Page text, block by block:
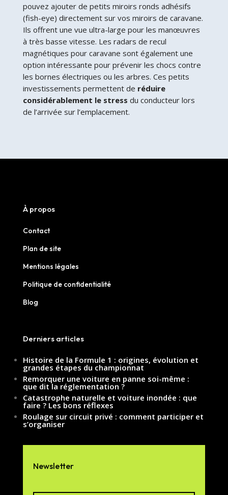
pouvez ajouter de petits miroirs ronds adhésifs
(fish-eye) directement sur vos miroirs de caravane.
Ils offrent une vue ultra-large pour les manœuvres
à très basse vitesse. Les radars de recul
magnétiques pour caravane sont également une
option intéressante pour prévenir les chocs contre
les bornes électriques ou les arbres. Ces petits
investissements permettent de réduire
considérablement le stress du conducteur lors
de l’arrivée sur l’emplacement.
À propos
Contact
Plan de site
Mentions légales
Politique de confidentialité
Blog
Derniers articles
Histoire de la Formule 1 : origines, évolution et
grandes étapes du championnat
Remorquer une voiture en panne soi-même :
que dit la réglementation ?
Catastrophe naturelle et voiture inondée : que
faire ? Les bons réflexes
Roulage sur circuit privé : comment participer et
s’organiser
Newsletter